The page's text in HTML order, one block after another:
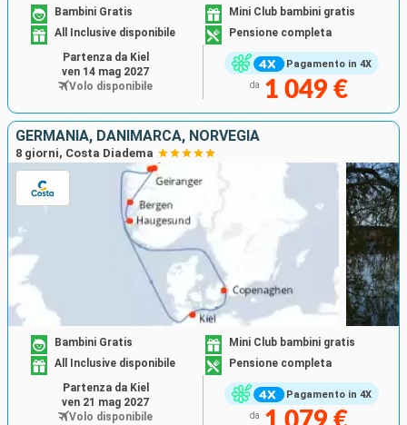
Pagamento in 4X
Bambini Gratis
Mini Club bambini gratis
All Inclusive disponibile
Pensione completa
da 1 049 €
Partenza da Kiel
ven 14 mag 2027
Volo disponibile
GERMANIA, DANIMARCA, NORVEGIA
8 giorni, Costa Diadema
Pagamento in 4X
Bambini Gratis
Mini Club bambini gratis
All Inclusive disponibile
Pensione completa
da
Partenza da Kiel
ven 21 mag 2027
Volo disponibile